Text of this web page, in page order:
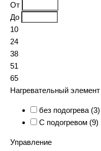
От
До
10
24
38
51
65
Нагревательный элемент
без подогрева (3)
С подогревом (9)
Управление